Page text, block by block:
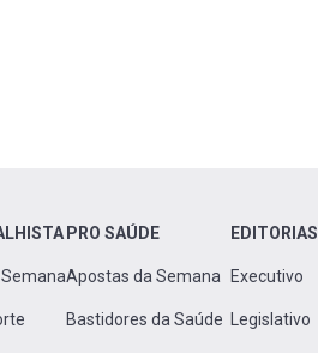
PRO SAÚDE
Apostas da Semana
Bastidores da Saúde
EDITORIAS
Executivo
Legislativo